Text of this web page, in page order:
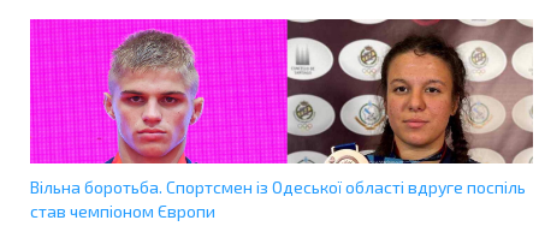
Вільна боротьба. Спортсмен із Одеської області вдруге поспіль
став чемпіоном Європи